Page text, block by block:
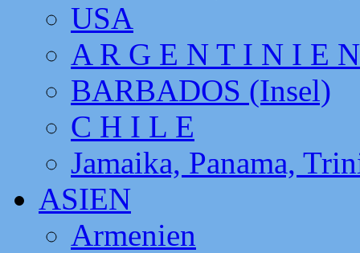
USA
A R G E N T I N I E N
BARBADOS (Insel)
C H I L E
Jamaika, Panama,
ASIEN
Armenien